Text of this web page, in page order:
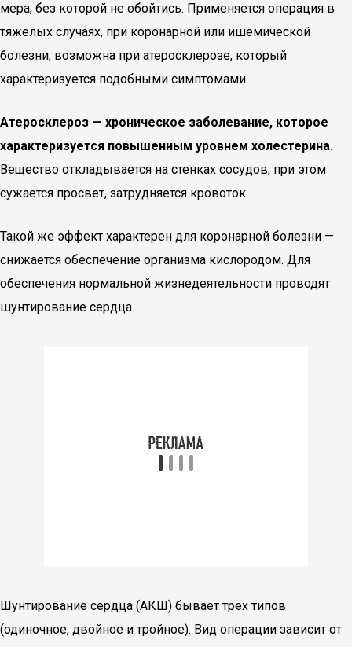
мера, без которой не обойтись. Применяется операция в
тяжелых случаях, при коронарной или ишемической
болезни, возможна при атеросклерозе, который
характеризуется подобными симптомами.
Атеросклероз — хроническое заболевание, которое
характеризуется повышенным уровнем холестерина.
Вещество откладывается на стенках сосудов, при этом
сужается просвет, затрудняется кровоток.
Такой же эффект характерен для коронарной болезни —
снижается обеспечение организма кислородом. Для
обеспечения нормальной жизнедеятельности проводят
шунтирование сердца.
Шунтирование сердца (АКШ) бывает трех типов
(одиночное, двойное и тройное). Вид операции зависит от